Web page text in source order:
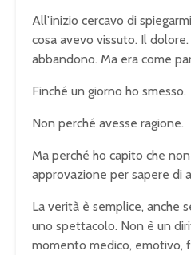
All’inizio cercavo di
cosa avevo vissuto. Il
abbandono. Ma era come
Finché un giorno ho smesso.
Non perché avesse ragione.
Ma perché ho capito che
approvazione per sapere di
La verità è semplice, anche
uno spettacolo. Non è un
momento medico, emotivo,